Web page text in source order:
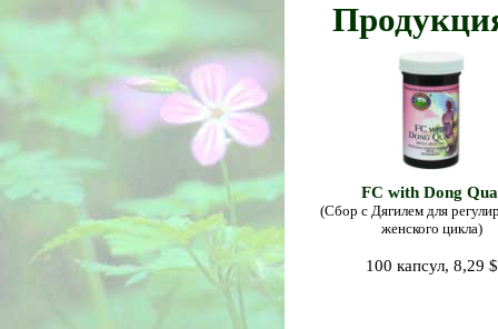
FC with Dong
(Сбор с Дягилем для
женского цикла)
100 капсул, 8,29 $